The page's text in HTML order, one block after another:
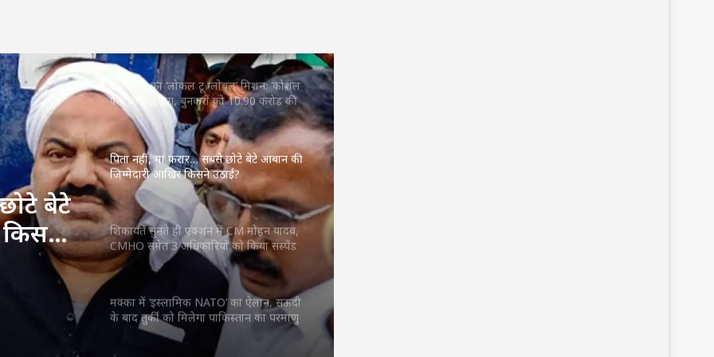
बेटे
पिता नहीं, मां फरार… सबसे छोटे बेटे आबान की
जिम्मेदारी आखिर किसने उठाई?
शिकायतें सुनते ही एक्शन में CM मोहन यादव,
CMHO समेत 3 अधिकारियों को किया सस्पेंड
मक्का में ‘इस्लामिक NATO’ का ऐलान, सऊदी
के बाद तुर्की को मिलेगा पाकिस्तान का परमाणु
कवच
महतारी वंदन की 30वीं किस्त जारी : CM साय ने
67.20 लाख महिलाओं के खातों में ट्रांसफर किए
₹630.55 करोड़